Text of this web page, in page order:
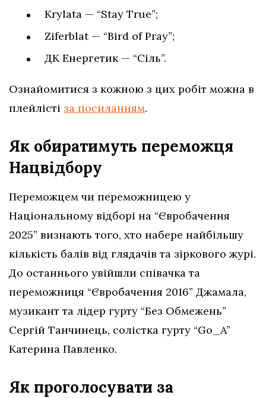
Krylata — “Stay True”;
Ziferblat — “Bird of Pray”;
ДК Енергетик — “Сіль”.
Ознайомитися з кожною з цих робіт можна в
плейлісті за посиланням.
Як обиратимуть переможця
Нацвідбору
Переможцем чи переможницею у
Національному відборі на “Євробачення
2025” визнають того, хто набере найбільшу
кількість балів від глядачів та зіркового журі.
До останнього увійшли співачка та
переможниця “Євробачення 2016” Джамала,
музикант та лідер гурту “Без Обмежень”
Сергій Танчинець, солістка гурту “Go_A”
Катерина Павленко.
Як проголосувати за